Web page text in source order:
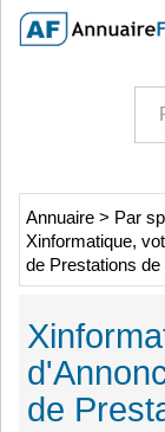
Annuaire > Par
Xinformatique,
de Prestations
de